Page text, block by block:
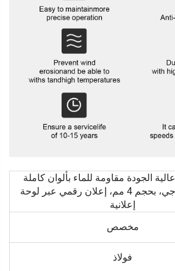
شاشة LED عالية الجودة مقاومة للماء بألوان كاملة
للمجال الخارجي، بحجم 4 مم، إعلان رقمي عبر لوحة
إعلانية
مخصص
فولاذ